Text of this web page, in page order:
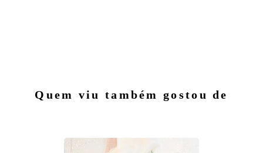
Quem viu também gostou de